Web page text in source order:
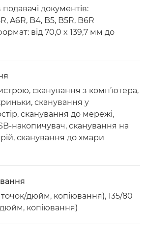
документів:
A6R, B4, B5, B5R, B6R
від 70,0 x 139,7 мм до
сканування з комп’ютера,
сканування у
сканування до мережі,
накопичувач, сканування на
сканування до хмари
точок/дюйм, копіювання), 135/80
копіювання)